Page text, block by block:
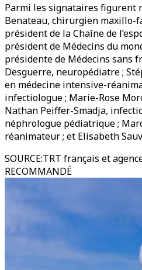
Parmi les signataires figurent
Benateau, chirurgien maxillo-
président de la Chaîne de
président de Médecins du
présidente de Médecins sans
Desguerre, neuropédiatre ;
en médecine intensive-
infectiologue ; Marie-Rose
Nathan Peiffer-Smadja,
néphrologue pédiatrique ;
réanimateur ; et Elisabeth
SOURCE:TRT français et
RECOMMANDÉ